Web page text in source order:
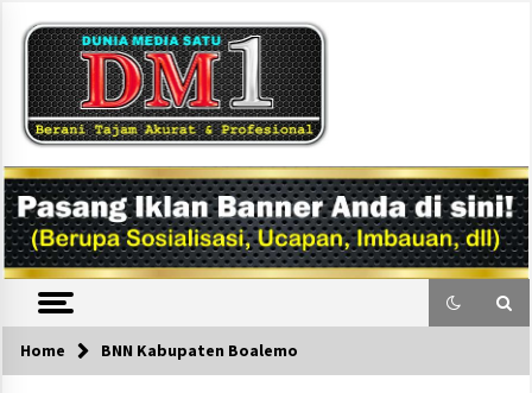
content
DM1
Home BNN Kabupaten Boalemo